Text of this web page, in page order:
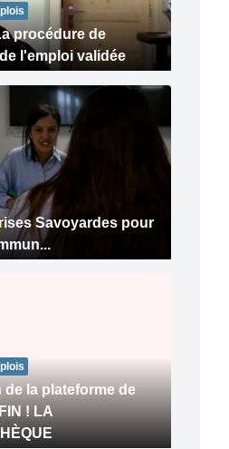
procédure de
l'emploi validée
Savoyardes pour
de la plateforme de
! LA